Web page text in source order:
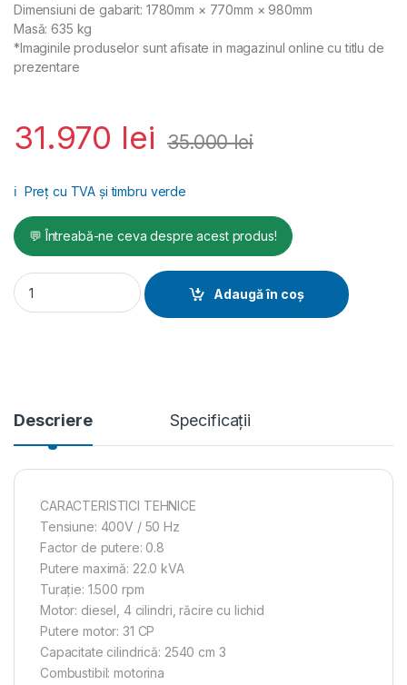
Dimensiuni de gabarit: 1780mm × 770mm × 980mm
Masă: 635 kg
*Imaginile produselor sunt afisate in magazinul online cu titlu de
prezentare
31.970 lei 35.000lei
ℹ️ Preț cu TVA și timbru verde
💬 Întreabă-ne ceva despre acest produs!
Generator diesel insonorizat trifazat 22 KVA -
Adaugă în coș
Descriere Specificații
CARACTERISTICI TEHNICE
Tensiune: 400V / 50 Hz
Factor de putere: 0.8
Putere maximă: 22.0 kVA
Turaţie: 1.500 rpm
Motor: diesel, 4 cilindri, răcire cu lichid
Putere motor: 31 CP
Capacitate cilindrică: 2540 cm 3
Combustibil: motorina